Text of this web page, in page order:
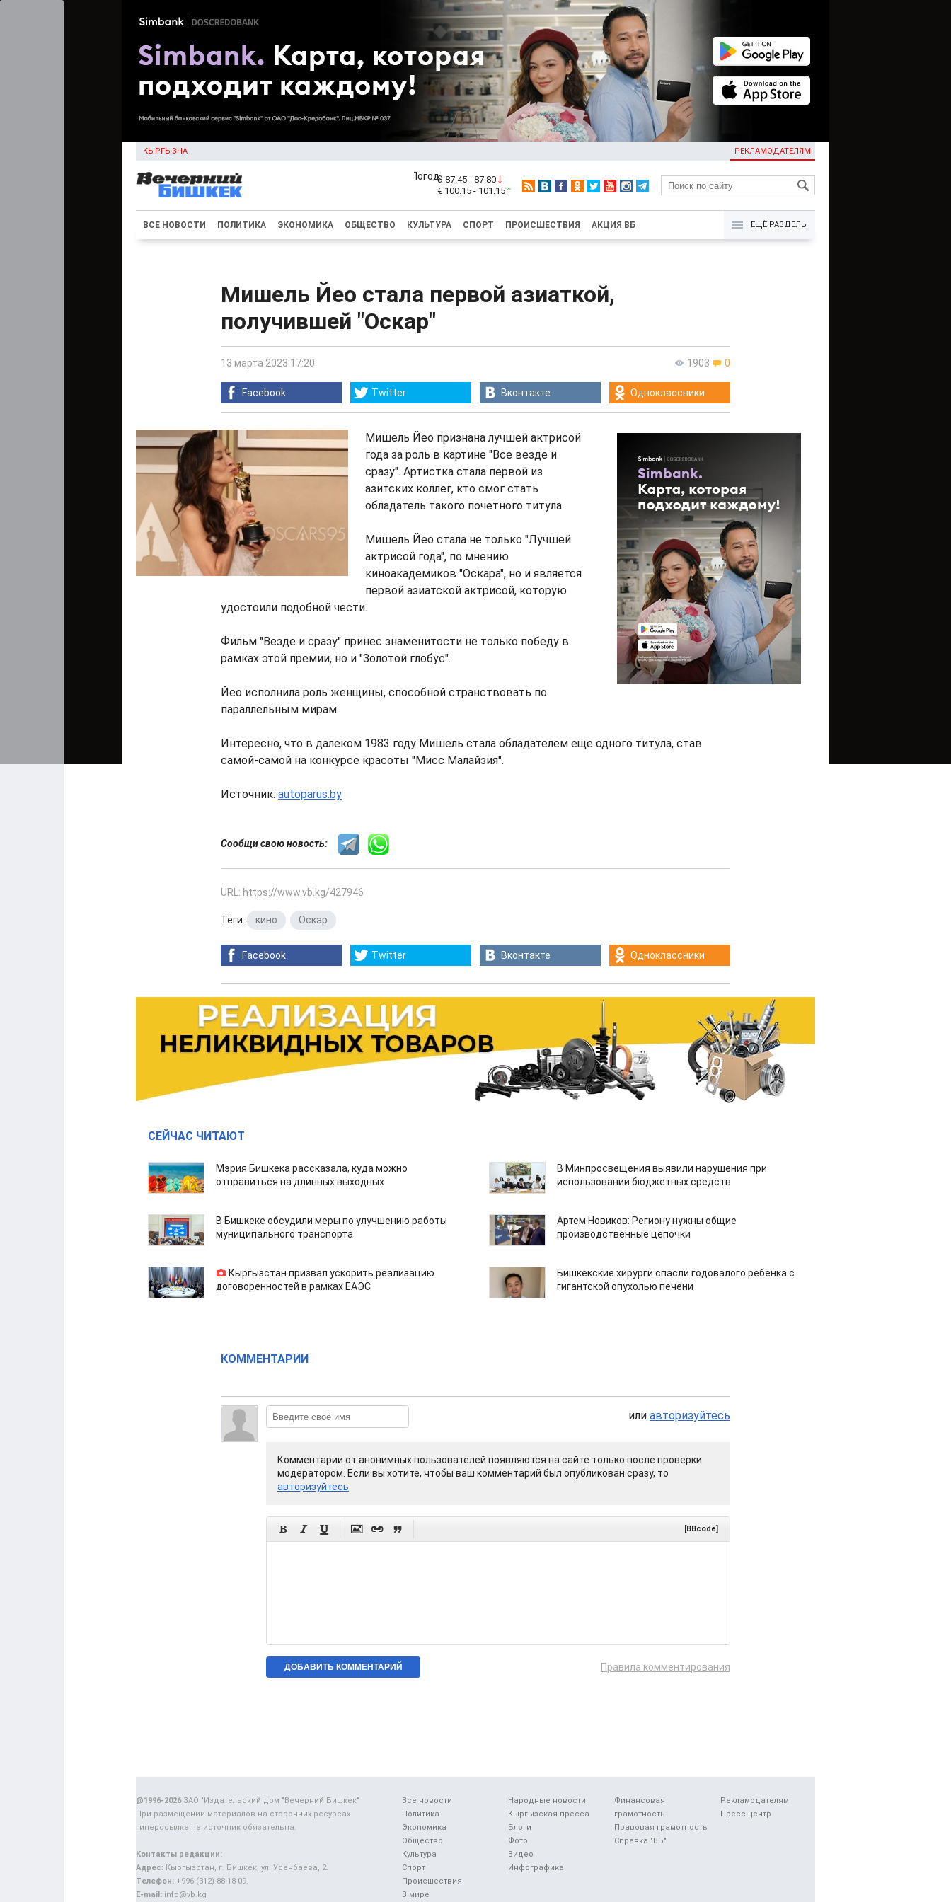
КЫРГЫЗЧА РЕКЛАМОДАТЕЛЯМ
KG
$ 87.45 - 87.80
€ 100.15 - 101.15
ВСЕ НОВОСТИ ПОЛИТИКА ЭКОНОМИКА ОБЩЕСТВО КУЛЬТУРА СПОРТ ПРОИСШЕСТВИЯ АКЦИЯ ВБ ЕЩЁ РАЗДЕЛЫ
Мишель Йео стала первой азиаткой,
получившей "Оскар"
1903 0
13 марта 2023 17:20
Facebook Twitter Вконтакте Одноклассники
Мишель Йео признана лучшей актрисой
года за роль в картине "Все везде и
сразу". Артистка стала первой из
азитских коллег, кто смог стать
обладатель такого почетного титула.
Мишель Йео стала не только "Лучшей
актрисой года", по мнению
киноакадемиков "Оскара", но и является
первой азиатской актрисой, которую
удостоили подобной чести.
Фильм "Везде и сразу" принес знаменитости не только победу в
рамках этой премии, но и "Золотой глобус".
Йео исполнила роль женщины, способной странствовать по
параллельным мирам.
Интересно, что в далеком 1983 году Мишель стала обладателем еще одного титула, став
самой-самой на конкурсе красоты "Мисс Малайзия".
Источник: autoparus.by
Сообщи свою новость:
URL: https://www.vb.kg/427946
Теги: кино Оскар
Facebook Twitter Вконтакте Одноклассники
СЕЙЧАС ЧИТАЮТ
Мэрия Бишкека рассказала, куда можно
отправиться на длинных выходных
В Минпросвещения выявили нарушения при
использовании бюджетных средств
В Бишкеке обсудили меры по улучшению работы
муниципального транспорта
Артем Новиков: Региону нужны общие
производственные цепочки
Кыргызстан призвал ускорить реализацию
договоренностей в рамках ЕАЭС
Бишкекские хирурги спасли годовалого ребенка с
гигантской опухолью печени
КОММЕНТАРИИ
или авторизуйтесь
Комментарии от анонимных пользователей появляются на сайте только после проверки
модератором. Если вы хотите, чтобы ваш комментарий был опубликован сразу, то
авторизуйтесь
      [BBcode]
Правила комментирования
Все новости
Политика
Экономика
Общество
Культура
Спорт
Происшествия
В мире
Народные новости
Кыргызская пресса
Блоги
Фото
Видео
Инфографика
Финансовая
грамотность
Правовая грамотность
Справка "ВБ"
Рекламодателям
Пресс-центр
@1996-2026ЗАО "Издательский дом "Вечерний Бишкек"
При размещении материалов на сторонних ресурсах
гиперссылка на источник обязательна.
Контакты редакции:
Адрес: Кыргызстан, г. Бишкек, ул. Усенбаева, 2.
Телефон: +996 (312) 88-18-09.
E-mail: info@vb.kg